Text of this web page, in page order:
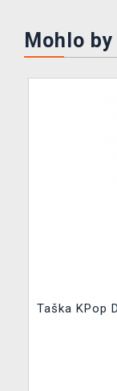
Mohlo
Taška KPop